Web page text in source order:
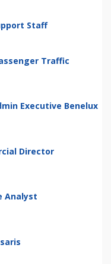
Staff
Traffic
Executive Benelux
Director
Analyst